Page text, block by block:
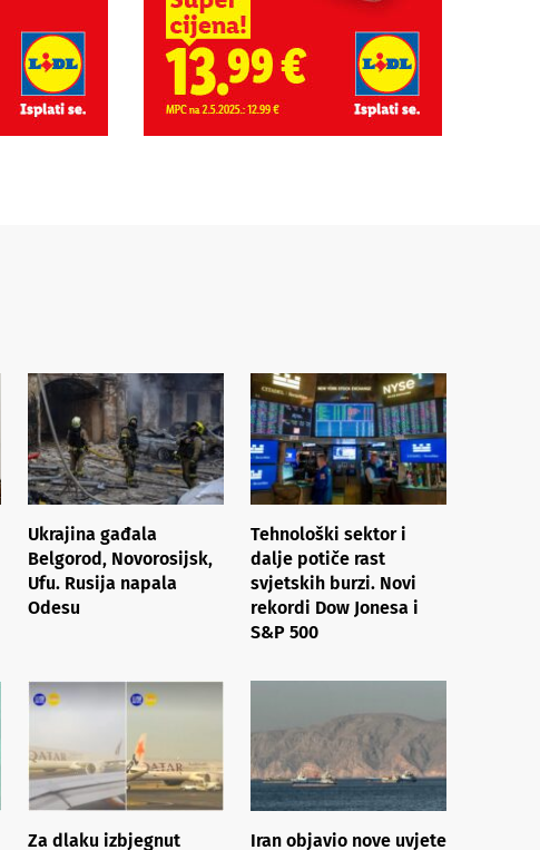
Ukrajina gađala
Belgorod, Novorosijsk,
Ufu. Rusija napala
Odesu
Tehnološki sektor i
dalje potiče rast
svjetskih burzi. Novi
rekordi Dow Jonesa i
S&P 500
Za dlaku izbjegnut Iran objavio nove uvjete